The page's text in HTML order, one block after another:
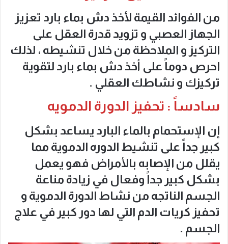
من الفوائد القيمة لأخذ دش بماء بارد تعزيز
الجهاز العصبي و تزويد قدرة العقل على
التركيز و الملاحظة من خلال تنشيطه ، لذلك
احرص دوماً على أخذ دش بماء بارد لتقوية
تركيزك و نشاطك العقلي .
سادساً : تحفيز الدورة الدمويه
إن الإستحمام بالماء البارد يساعد بشكل
كبير جداً على تنشيط الدوره الدموية مما
يقلل من الإصابه بالأمراض فهو يعمل
بشكل كبير جداً وفعال في زيادة مناعة
الجسم الناتجه من نشاط الدورة الدموية و
تحفيز كريات الدم التي لها دور كبير في علاج
الجسم .